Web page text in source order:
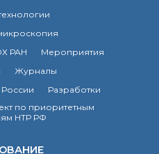
РАН
Мероприятия
Журналы
Разработки
по приоритетным
НТР РФ